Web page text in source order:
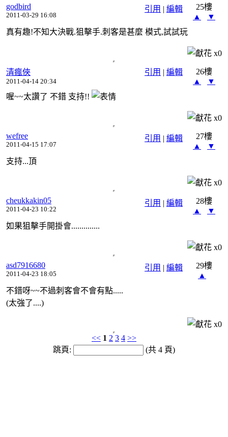
引用 | 編輯
godbird
2011-03-29 16:08
25樓
▲
▼
真有趣!不知大決戰.狙擊手.刺客是甚麼 模式,試試玩
x0
引用 | 編輯
清瘋俠
2011-04-14 20:34
26樓
▲
▼
喔~~太讚了 不錯 支持!!
x0
引用 | 編輯
wefree
2011-04-15 17:07
27樓
▲
▼
支持...頂
x0
引用 | 編輯
cheukkakin05
2011-04-23 10:22
28樓
▲
▼
如果狙擊手開掛會..............
x0
引用 | 編輯
asd7916680
2011-04-23 18:05
29樓
▲
不錯呀~~不過刺客會不會有點.....
(太強了....)
x0
<< 1 2 3 4 >>
跳頁:
(共 4 頁)